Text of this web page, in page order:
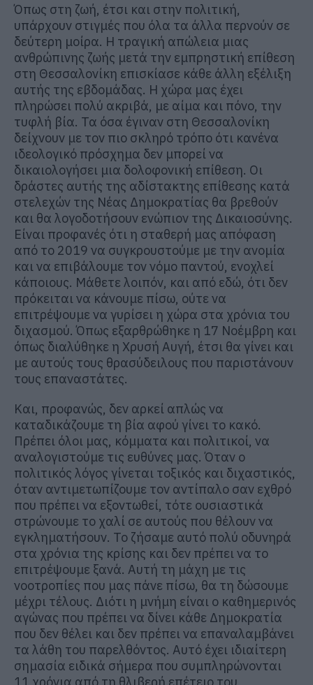
Όπως στη ζωή, έτσι και στην πολιτική,
υπάρχουν στιγμές που όλα τα άλλα περνούν σε
δεύτερη μοίρα. Η τραγική απώλεια μιας
ανθρώπινης ζωής μετά την εμπρηστική επίθεση
στη Θεσσαλονίκη επισκίασε κάθε άλλη εξέλιξη
αυτής της εβδομάδας. Η χώρα μας έχει
πληρώσει πολύ ακριβά, με αίμα και πόνο, την
τυφλή βία. Τα όσα έγιναν στη Θεσσαλονίκη
δείχνουν με τον πιο σκληρό τρόπο ότι κανένα
ιδεολογικό πρόσχημα δεν μπορεί να
δικαιολογήσει μια δολοφονική επίθεση. Οι
δράστες αυτής της αδίστακτης επίθεσης κατά
στελεχών της Νέας Δημοκρατίας θα βρεθούν
και θα λογοδοτήσουν ενώπιον της Δικαιοσύνης.
Είναι προφανές ότι η σταθερή μας απόφαση
από το 2019 να συγκρουστούμε με την ανομία
και να επιβάλουμε τον νόμο παντού, ενοχλεί
κάποιους. Μάθετε λοιπόν, και από εδώ, ότι δεν
πρόκειται να κάνουμε πίσω, ούτε να
επιτρέψουμε να γυρίσει η χώρα στα χρόνια του
διχασμού. Όπως εξαρθρώθηκε η 17 Νοέμβρη και
όπως διαλύθηκε η Χρυσή Αυγή, έτσι θα γίνει και
με αυτούς τους θρασύδειλους που παριστάνουν
τους επαναστάτες.
Και, προφανώς, δεν αρκεί απλώς να
καταδικάζουμε τη βία αφού γίνει το κακό.
Πρέπει όλοι μας, κόμματα και πολιτικοί, να
αναλογιστούμε τις ευθύνες μας. Όταν ο
πολιτικός λόγος γίνεται τοξικός και διχαστικός,
όταν αντιμετωπίζουμε τον αντίπαλο σαν εχθρό
που πρέπει να εξοντωθεί, τότε ουσιαστικά
στρώνουμε το χαλί σε αυτούς που θέλουν να
εγκληματήσουν. Το ζήσαμε αυτό πολύ οδυνηρά
στα χρόνια της κρίσης και δεν πρέπει να το
επιτρέψουμε ξανά. Αυτή τη μάχη με τις
νοοτροπίες που μας πάνε πίσω, θα τη δώσουμε
μέχρι τέλους. Διότι η μνήμη είναι ο καθημερινός
αγώνας που πρέπει να δίνει κάθε Δημοκρατία
που δεν θέλει και δεν πρέπει να επαναλαμβάνει
τα λάθη του παρελθόντος. Αυτό έχει ιδιαίτερη
σημασία ειδικά σήμερα που συμπληρώνονται
11 χρόνια από τη θλιβερή επέτειο του